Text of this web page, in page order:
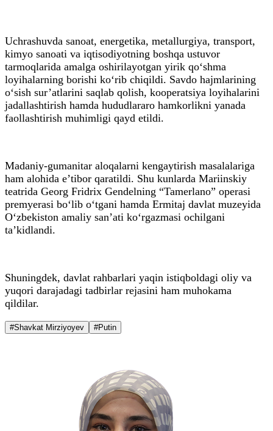
Uchrashuvda sanoat, energetika, metallurgiya, transport,
kimyo sanoati va iqtisodiyotning boshqa ustuvor
tarmoqlarida amalga oshirilayotgan yirik qo‘shma
loyihalarning borishi ko‘rib chiqildi. Savdo hajmlarining
o‘sish sur’atlarini saqlab qolish, kooperatsiya loyihalarini
jadallashtirish hamda hududlararo hamkorlikni yanada
faollashtirish muhimligi qayd etildi.
Madaniy-gumanitar aloqalarni kengaytirish masalalariga
ham alohida e’tibor qaratildi. Shu kunlarda Mariinskiy
teatrida Georg Fridrix Gendelning “Tamerlano” operasi
premyerasi bo‘lib o‘tgani hamda Ermitaj davlat muzeyida
O‘zbekiston amaliy san’ati ko‘rgazmasi ochilgani
ta’kidlandi.
Shuningdek, davlat rahbarlari yaqin istiqboldagi oliy va
yuqori darajadagi tadbirlar rejasini ham muhokama
qildilar.
#Shavkat Mirziyoyev #Putin